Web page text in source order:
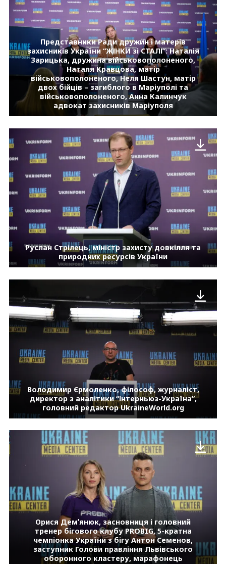
Представники Ради дружин і матерів
захисників України “ЖІНКИ зі СТАЛІ”: Наталія
Зарицька, дружина військовополоненого,
Наталя Кравцова, матір
військовополоненого, Неля Шастун, матір
двох бійців – загиблого в Маріуполі та
військовополоненого, Анна Калинчук
адвокат захисників Маріуполя
Руслан Стрілець, міністр захисту довкілля та
природних ресурсів України
Володимир Єрмоленко, філософ, журналіст,
директор з аналітики “Інтерньюз-Україна”,
головний редактор UkraineWorld.org
Орися Демʼянюк, засновниця і головний
тренер бігового клубу PROBIG, 5-кратна
чемпіонка України з бігу Антон Семенов,
заступник Голови правління Львівського
оборонного кластеру, марафонець